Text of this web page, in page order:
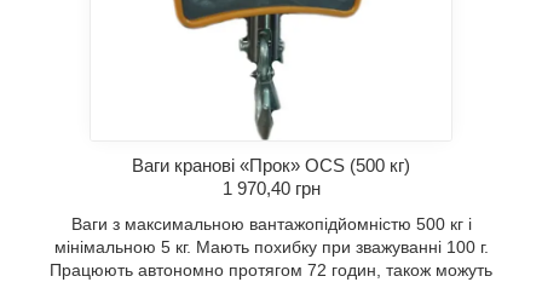
Ваги кранові «Прок» OCS (500 кг)
1 970,40 грн
Ваги з максимальною вантажопідйомністю 500 кг і
мінімальною 5 кг. Мають похибку при зважуванні 100 г.
Працюють автономно протягом 72 годин, також можуть